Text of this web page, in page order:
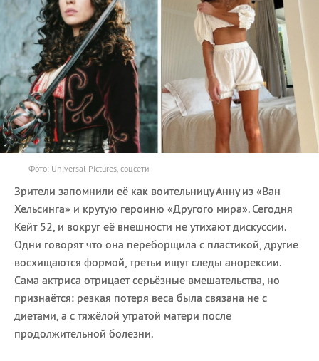
Фото: Universal Pictures, соцсети
Зрители запомнили её как воительницу Анну из «Ван
Хельсинга» и крутую героиню «Другого мира». Сегодня
Кейт 52, и вокруг её внешности не утихают дискуссии.
Одни говорят что она переборщила с пластикой, другие
восхищаются формой, третьи ищут следы анорексии.
Сама актриса отрицает серьёзные вмешательства, но
признаётся: резкая потеря веса была связана не с
диетами, а с тяжёлой утратой матери после
продолжительной болезни.